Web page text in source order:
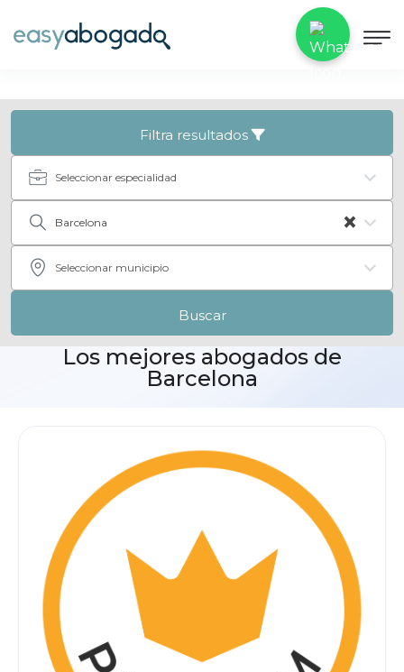
Filtra resultados
Seleccionar especialidad
×
Barcelona
Seleccionar municipio
Buscar
Los mejores abogados de
Barcelona